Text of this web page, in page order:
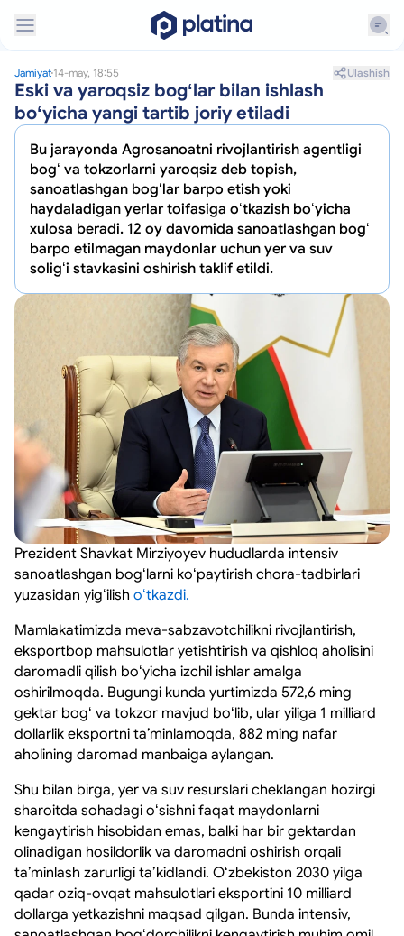
Jamiyat 14-may, 18:55 Ulashish
Eski va yaroqsiz bogʻlar bilan ishlash
boʻyicha yangi tartib joriy etiladi
Bu jarayonda Agrosanoatni rivojlantirish agentligi
bogʻ va tokzorlarni yaroqsiz deb topish,
sanoatlashgan bogʻlar barpo etish yoki
haydaladigan yerlar toifasiga oʻtkazish boʻyicha
xulosa beradi. 12 oy davomida sanoatlashgan bogʻ
barpo etilmagan maydonlar uchun yer va suv
soligʻi stavkasini oshirish taklif etildi.
Prezident Shavkat Mirziyoyev hududlarda intensiv
sanoatlashgan bogʻlarni koʻpaytirish chora-tadbirlari
yuzasidan yigʻilish oʻtkazdi.
Mamlakatimizda meva-sabzavotchilikni rivojlantirish,
eksportbop mahsulotlar yetishtirish va qishloq aholisini
daromadli qilish boʻyicha izchil ishlar amalga
oshirilmoqda. Bugungi kunda yurtimizda 572,6 ming
gektar bogʻ va tokzor mavjud boʻlib, ular yiliga 1 milliard
dollarlik eksportni taʼminlamoqda, 882 ming nafar
aholining daromad manbaiga aylangan.
Shu bilan birga, yer va suv resurslari cheklangan hozirgi
sharoitda sohadagi oʻsishni faqat maydonlarni
kengaytirish hisobidan emas, balki har bir gektardan
olinadigan hosildorlik va daromadni oshirish orqali
taʼminlash zarurligi taʼkidlandi. Oʻzbekiston 2030 yilga
qadar oziq-ovqat mahsulotlari eksportini 10 milliard
dollarga yetkazishni maqsad qilgan. Bunda intensiv,